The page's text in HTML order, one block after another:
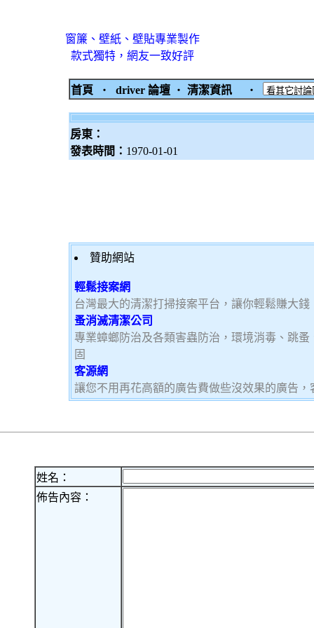
窗簾、壁紙、壁貼專業製作
款式獨特，網友一致好評
首頁 ‧ driver 論壇 ‧ 清潔資訊 ‧
房東：
發表時間： 1970-01-01
贊助網站
輕鬆接案網
台灣最大的清潔打掃接案平台，讓你輕鬆賺大
蚤消滅清潔公司
專業蟑螂防治及各類害蟲防治，環境消毒、跳
固
客源網
讓您不用再花高額的廣告費做些沒效果的廣告
姓名：
佈告內容：